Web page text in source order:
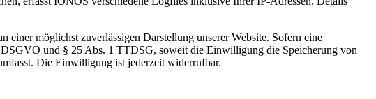
möglichst zuverlässigen Darstellung unserer Website. Sofern eine
und § 25 Abs. 1 TTDSG, soweit die Einwilligung die Speicherung von
Die Einwilligung ist jederzeit widerrufbar.